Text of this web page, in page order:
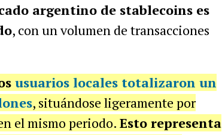
argentino de stablecoins es
, con un volumen de transacciones
usuarios locales totalizaron un
, situándose ligeramente por
el mismo periodo. Esto representa